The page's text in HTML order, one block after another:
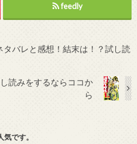
feedly
バレと感想！結末は！？試し読
読みをするならココか
ら
です。